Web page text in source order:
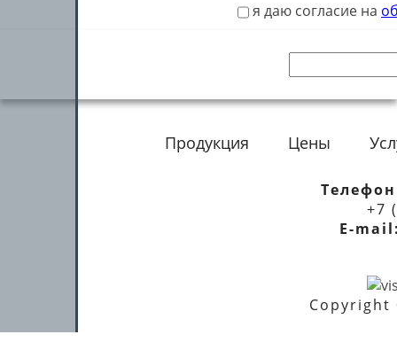
я даю согласие на
Продукция Цены
+7
E-
Copyright